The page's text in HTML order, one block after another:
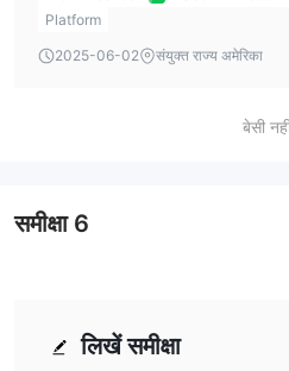
Platform
2025-06-02
संयुक्त राज्य अमेरिका
बेसी
लिखें समीक्षा
समीक्षा6